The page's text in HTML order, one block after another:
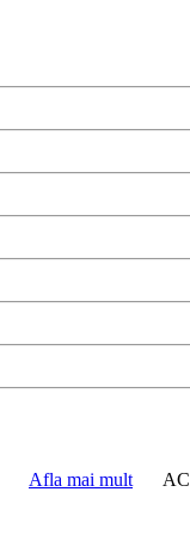
Afla mai mult